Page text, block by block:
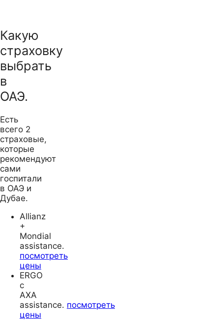
Какую
страховку
выбрать
в
ОАЭ.
Есть
всего 2
страховые,
которые
рекомендуют
сами
госпитали
в ОАЭ и
Дубае.
Allianz
+
Mondial
assistance.
посмотреть
цены
ERGO
с
AXA
assistance. посмотреть
цены